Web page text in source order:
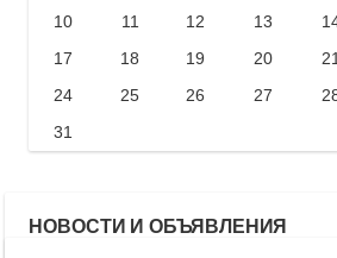
10
11 12 13
17
18 19 20 21
24
25 26 27
31
НОВОСТИ И ОБЪЯВЛЕНИЯ